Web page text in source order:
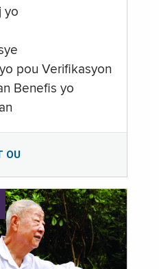
yo
pou Verifikasyon
Benefis yo
OU